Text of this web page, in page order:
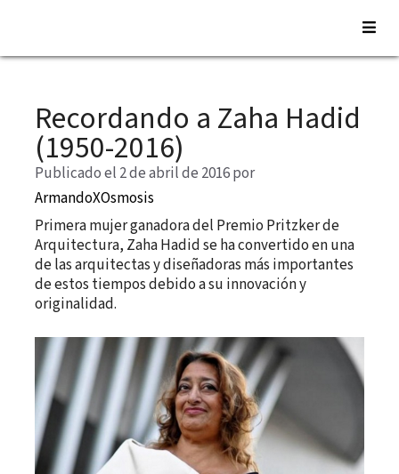
Saltar
contenidoRecordando a Zaha Hadid
(1950-2016)
Publicado el 2 de abril de 2016por
ArmandoXOsmosis
Primera mujer ganadora del Premio Pritzker de
Arquitectura, Zaha Hadid se ha convertido en una
de las arquitectas y diseñadoras más importantes
de estos tiempos debido a su innovación y
originalidad.